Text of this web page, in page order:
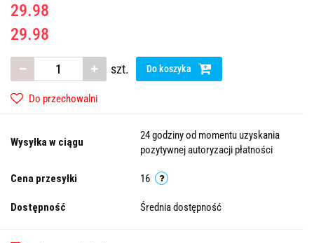
29.98
29.98
szt. Do koszyka
Do przechowalni
Wysyłka w ciągu
24 godziny od momentu uzyskania
pozytywnej autoryzacji płatności
Cena przesyłki 16
Dostępność Średnia dostępność